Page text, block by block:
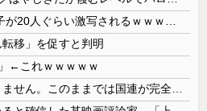
転移」を促すと判明
←これｗｗｗｗｗ